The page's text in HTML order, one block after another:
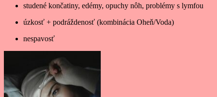
studené končatiny, edémy, opuchy nôh, problémy s lymfou
úzkosť + podráždenosť (kombinácia Oheň/Voda)
nespavosť